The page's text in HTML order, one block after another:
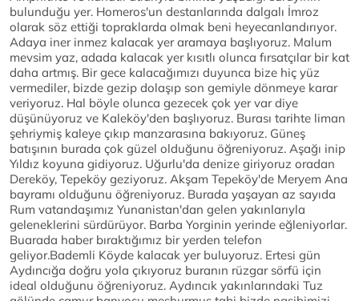
bulunduğu yer. Homeros'un destanlarında dalgalı İmroz
olarak söz ettiği topraklarda olmak beni heyecanlandırıyor.
Adaya iner inmez kalacak yer aramaya başlıyoruz. Malum
mevsim yaz, adada kalacak yer kısıtlı olunca fırsatçılar bir kat
daha artmış. Bir gece kalacağımızı duyunca bize hiç yüz
vermediler, bizde gezip dolaşıp son gemiyle dönmeye karar
veriyoruz. Hal böyle olunca gezecek çok yer var diye
düşünüyoruz ve Kaleköy'den başlıyoruz. Burası tarihte liman
şehriymiş kaleye çıkıp manzarasına bakıyoruz. Güneş
batışının burada çok güzel olduğunu öğreniyoruz. Aşağı inip
Yıldız koyuna gidiyoruz. Uğurlu'da denize giriyoruz oradan
Dereköy, Tepeköy geziyoruz. Akşam Tepeköy'de Meryem Ana
bayramı olduğunu öğreniyoruz. Burada yaşayan az sayıda
Rum vatandaşımız Yunanistan'dan gelen yakınlarıyla
geleneklerini sürdürüyor. Barba Yorginin yerinde eğleniyorlar.
Buarada haber bıraktığımız bir yerden telefon
geliyor.Bademli Köyde kalacak yer buluyoruz. Ertesi gün
Aydıncığa doğru yola çıkıyoruz buranın rüzgar sörfü için
ideal olduğunu öğreniyoruz. Aydıncık yakınlarındaki Tuz